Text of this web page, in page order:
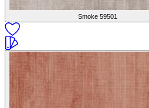
Smoke 59501